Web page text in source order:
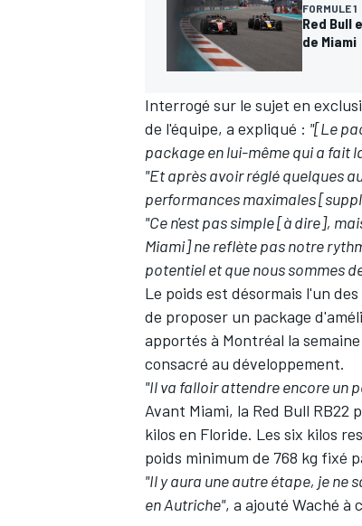
FORMULE 1
Red Bull
de Miami
Interrogé sur le sujet en
de l'équipe, a expliqué : "[Le
package en lui-même qui a fait
"Et après avoir réglé quelques
performances maximales
"Ce n'est pas simple [à dire],
Miami] ne reflète pas notre
potentiel et que nous sommes
Le poids est désormais l'un
de proposer un package
apportés à Montréal la
consacré au développement.
"Il va falloir attendre encore un
Avant Miami, la Red Bull
kilos en Floride. Les six kilos
poids minimum de 768 kg fixé
"Il y aura une autre étape, je ne
en Autriche", a ajouté Waché à